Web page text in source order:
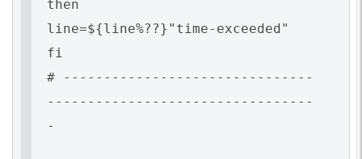
then
line=${line%??}"time-exceeded"
fi
# -------------------------------
---------------------------------
-